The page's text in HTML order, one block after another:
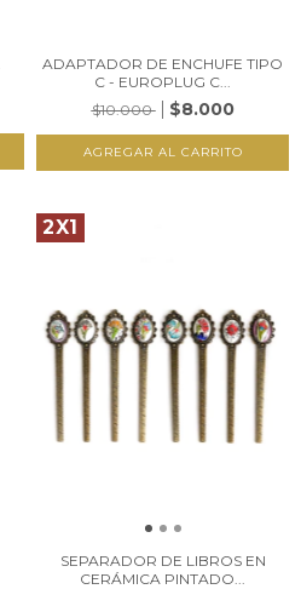
ADAPTADOR DE ENCHUFE TIPO
C - EUROPLUG C...
$10.000
$8.000
2X1
SEPARADOR DE LIBROS EN
CERÁMICA PINTADO...